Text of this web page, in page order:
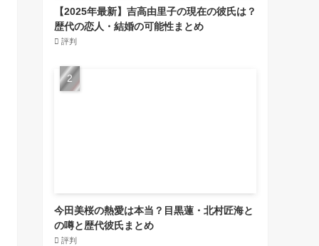
【2025年最新】吉高由里子の現在の彼氏は？
歴代の恋人・結婚の可能性まとめ
評判
今田美桜の熱愛は本当？目黒蓮・北村匠海と
の噂と歴代彼氏まとめ
評判